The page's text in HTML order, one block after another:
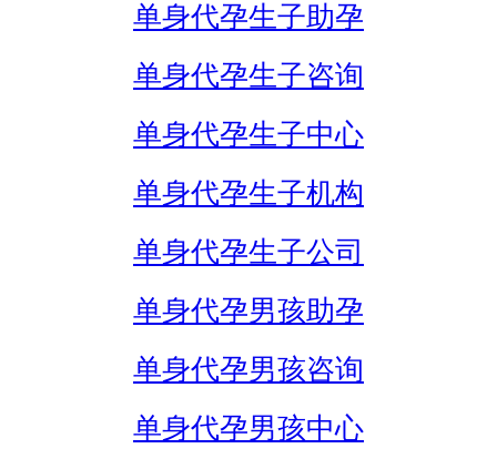
单身代孕生子助孕
单身代孕生子咨询
单身代孕生子中心
单身代孕生子机构
单身代孕生子公司
单身代孕男孩助孕
单身代孕男孩咨询
单身代孕男孩中心